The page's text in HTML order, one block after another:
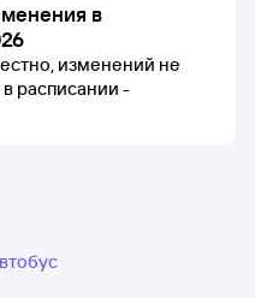
в
изменений не
расписании -